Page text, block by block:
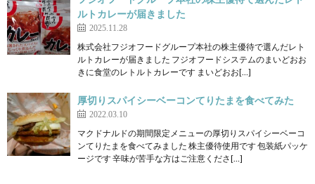
ルトカレーが届きました
2025.11.28
株式会社フジオフードグループ本社の株主優待で選んだレト
ルトカレーが届きました フジオフードシステムのまいどおお
きに食堂のレトルトカレーです まいどおお[…]
厚切りスパイシーベーコンてりたまを食べてみた
2022.03.10
マクドナルドの期間限定メニューの厚切りスパイシーベーコ
ンてりたまを食べてみました 株主優待使用です 包装紙パッケ
ージです 辛味が苦手な方はご注意くださ[…]